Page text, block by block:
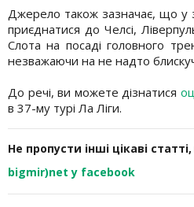
Джерело також зазначає, що у
приєднатися до Челсі,
Слота на посаді головного
незважаючи на не надто
До речі, ви можете дізнатися
в 37-му турі Ла Ліги.
Не пропусти інші цікаві
bigmir)net у facebook